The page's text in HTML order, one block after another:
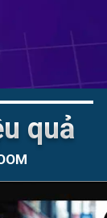
quả